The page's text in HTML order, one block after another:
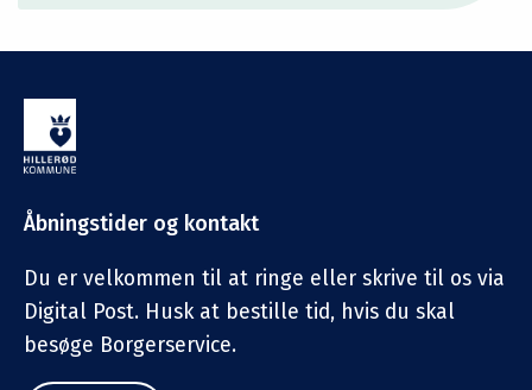
Åbningstider og kontakt
Du er velkommen til at ringe eller skrive til os via
Digital Post. Husk at bestille tid, hvis du skal
besøge Borgerservice.